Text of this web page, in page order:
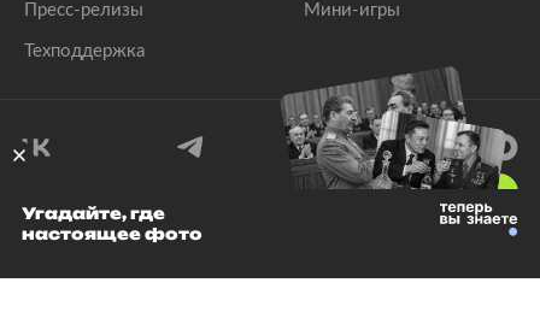
Пресс-релизы
Техподдержка
Мини-игры
© 1999–2026 Все права защищены.
Угадайте, где
настоящее фото